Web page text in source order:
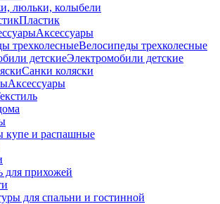
люльки, колыбели
Пластик
Аксессуары
Велосипеды трехколесные
Электромобили детские
Санки коляски
Аксессуары
и распашные
для прихожей
для спальни и гостинной